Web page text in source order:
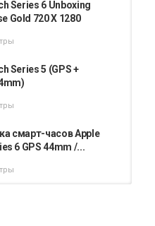
Series 6 Unboxing
Gold 720 X 1280
Series 5 (GPS +
смарт-часов Apple
6 GPS 44mm /...